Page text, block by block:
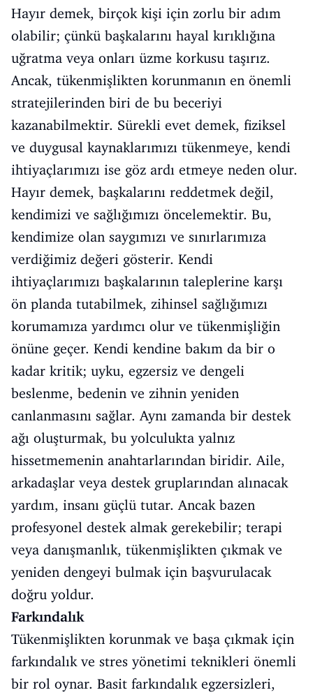
Hayır demek, birçok kişi için zorlu bir adım
olabilir; çünkü başkalarını hayal kırıklığına
uğratma veya onları üzme korkusu taşırız.
Ancak, tükenmişlikten korunmanın en önemli
stratejilerinden biri de bu beceriyi
kazanabilmektir. Sürekli evet demek, fiziksel
ve duygusal kaynaklarımızı tükenmeye, kendi
ihtiyaçlarımızı ise göz ardı etmeye neden olur.
Hayır demek, başkalarını reddetmek değil,
kendimizi ve sağlığımızı öncelemektir. Bu,
kendimize olan saygımızı ve sınırlarımıza
verdiğimiz değeri gösterir. Kendi
ihtiyaçlarımızı başkalarının taleplerine karşı
ön planda tutabilmek, zihinsel sağlığımızı
korumamıza yardımcı olur ve tükenmişliğin
önüne geçer. Kendi kendine bakım da bir o
kadar kritik; uyku, egzersiz ve dengeli
beslenme, bedenin ve zihnin yeniden
canlanmasını sağlar. Aynı zamanda bir destek
ağı oluşturmak, bu yolculukta yalnız
hissetmemenin anahtarlarından biridir. Aile,
arkadaşlar veya destek gruplarından alınacak
yardım, insanı güçlü tutar. Ancak bazen
profesyonel destek almak gerekebilir; terapi
veya danışmanlık, tükenmişlikten çıkmak ve
yeniden dengeyi bulmak için başvurulacak
doğru yoldur.
Farkındalık
Tükenmişlikten korunmak ve başa çıkmak için
farkındalık ve stres yönetimi teknikleri önemli
bir rol oynar. Basit farkındalık egzersizleri,